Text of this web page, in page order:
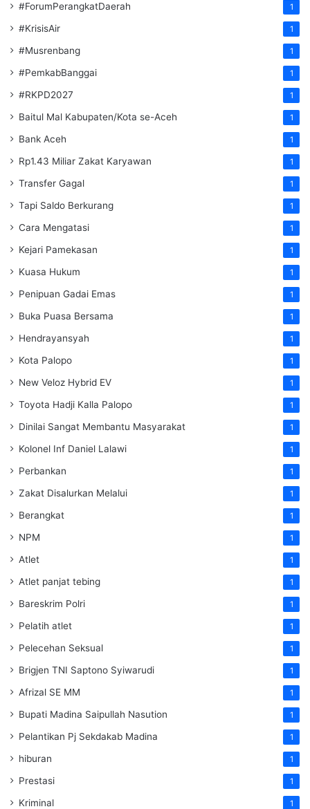
#ForumPerangkatDaerah 1
#KrisisAir 1
#Musrenbang 1
#PemkabBanggai 1
#RKPD2027 1
Baitul Mal Kabupaten/Kota se-Aceh 1
Bank Aceh 1
Rp1.43 Miliar Zakat Karyawan 1
Transfer Gagal 1
Tapi Saldo Berkurang 1
Cara Mengatasi 1
Kejari Pamekasan 1
Kuasa Hukum 1
Penipuan Gadai Emas 1
Buka Puasa Bersama 1
Hendrayansyah 1
Kota Palopo 1
New Veloz Hybrid EV 1
Toyota Hadji Kalla Palopo 1
Dinilai Sangat Membantu Masyarakat 1
Kolonel Inf Daniel Lalawi 1
Perbankan 1
Zakat Disalurkan Melalui 1
Berangkat 1
NPM 1
Atlet 1
Atlet panjat tebing 1
Bareskrim Polri 1
Pelatih atlet 1
Pelecehan Seksual 1
Brigjen TNI Saptono Syiwarudi 1
Afrizal SE MM 1
Bupati Madina Saipullah Nasution 1
Pelantikan Pj Sekdakab Madina 1
hiburan 1
Prestasi 1
Kriminal 1